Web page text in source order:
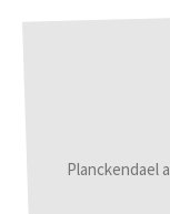
Planckendael